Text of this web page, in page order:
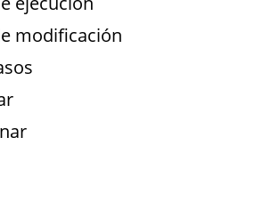
modificación